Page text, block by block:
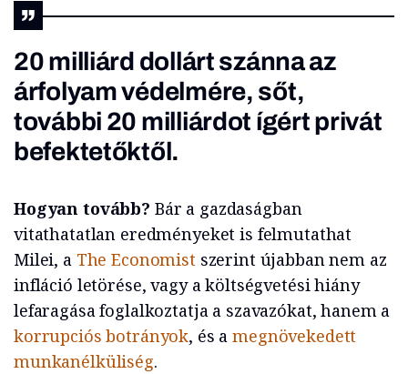
20 milliárd dollárt szánna az
árfolyam védelmére, sőt,
további 20 milliárdot ígért privát
befektetőktől.
Hogyan tovább? Bár a gazdaságban
vitathatatlan eredményeket is felmutathat
Milei, a The Economistszerint újabban nem az
infláció letörése, vagy a költségvetési hiány
lefaragása foglalkoztatja a szavazókat, hanem a
korrupciós botrányok, és amegnövekedett
munkanélküliség.